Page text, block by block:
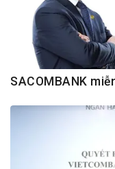
SACOMBANK